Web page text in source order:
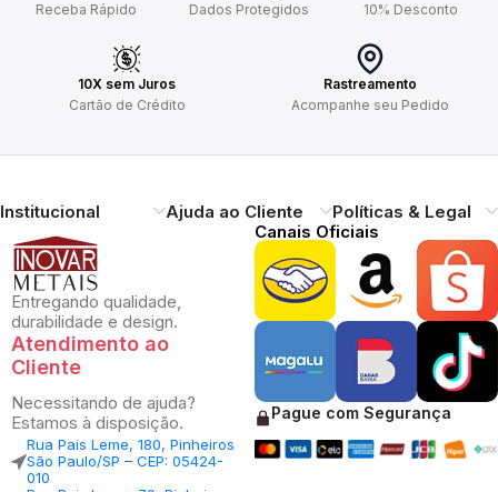
Receba Rápido
Dados Protegidos
10% Desconto
10X sem Juros
Cartão de Crédito
Rastreamento
Acompanhe seu Pedido
Institucional Ajuda ao Cliente Políticas & Legal
Entregando qualidade,
durabilidade e design.
Atendimento ao
Cliente
Necessitando de ajuda?
Estamos à disposição.
Rua Pais Leme, 180, Pinheiros
São Paulo/SP – CEP: 05424-
010
Canais Oficiais
Pague com Segurança